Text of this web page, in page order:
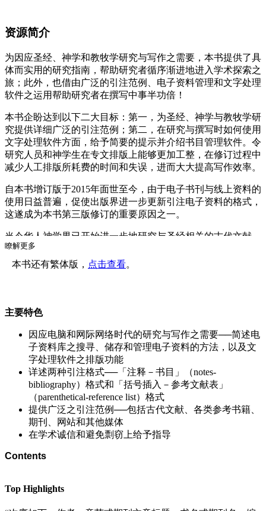
资源简介
为因应圣经、神学和教牧学研究与写作之需要，本书提供了具
体而实用的研究指南，帮助研究者循序渐进地进入学术探索之
旅；此外，也借由广泛的引注范例、电子资料管理和文字处理
软件之运用帮助研究者在撰写中事半功倍！
本书企盼达到以下二大目标：第一，为圣经、神学与教牧学研
究提供详细广泛的引注范例；第二，在研究与撰写时如何使用
文字处理软件方面，给予简要的提示并介绍书目管理软件。令
研究人员和神学生在专文排版上能够更加工整，在修订过程中
减少人工排版所耗费的时间和失误，进而大大提高写作效率。
自本书增订版于2015年面世至今，由于电子书刊与线上资料的
使用日益普遍，促使出版界进一步更新引注电子资料的格式，
这遂成为本书第三版修订的重要原因之一。
当今华人神学界已开始进一步地研究与圣经相关的古代文献。
为因应此需要，本书也列举古代文献（例如：旧约典外文献、
早期教父着作、古代近东文献）之引注范例。本书也提供
第三版所采用的中英文引注格式乃根据前两版所依循之原则进
行修订，英文引注格式主要根据Turabian第九版（2018）。至
于圣经研究领域中特殊的引注范例仍旧参照SBL Handbook of
Style（SBLHS）第二版，并依循Turabian第九版之格式作出相
应的调整。中文资料的格式亦参照了中文学术界写作之惯例而
作出一些调整。经文表示法则参照了香港和台湾主要基督教出
版社所使用的标注惯例编写而成。
瞭解更多
本书还有繁体版， 点击查看。
主要特色
因应电脑和网际网络时代的研究与写作之需要──简述电
子资料库之搜寻、储存和管理电子资料的方法，以及文
字处理软件之排版功能
详述两种引注格式──「注释－书目」（notes-
bibliography）格式和「括号插入－参考文献表」
（parenthetical-reference list）格式
提供广泛之引注范例──包括古代文献、各类参考书籍、
期刊、网站和其他媒体
在学术诚信和避免剽窃上给予指导
Contents
Top Highlights